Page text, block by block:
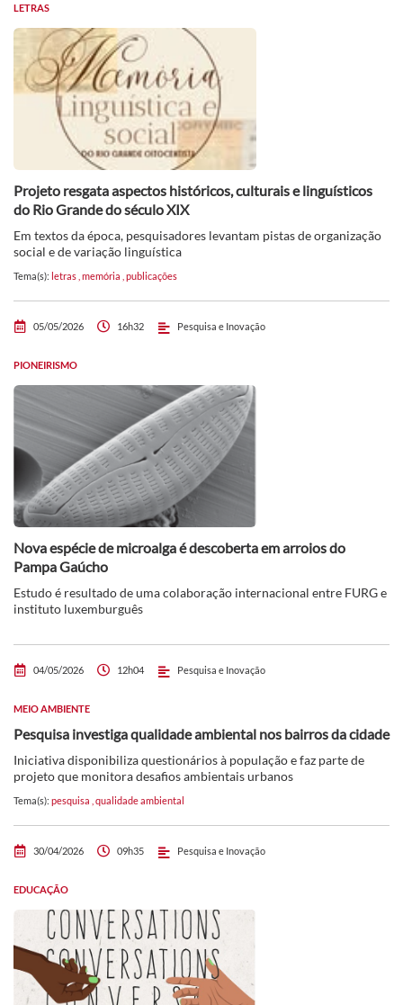
LETRAS
Projeto resgata aspectos históricos, culturais e linguísticos
do Rio Grande do século XIX
Em textos da época, pesquisadores levantam pistas de organização
social e de variação linguística
Tema(s): letras memória publicações
05/05/2026 16h32 Pesquisa e Inovação
PIONEIRISMO
Nova espécie de microalga é descoberta em arroios do
Pampa Gaúcho
Estudo é resultado de uma colaboração internacional entre FURG e
instituto luxemburguês
04/05/2026 12h04 Pesquisa e Inovação
MEIO AMBIENTE
Pesquisa investiga qualidade ambiental nos bairros da cidade
Iniciativa disponibiliza questionários à população e faz parte de
projeto que monitora desafios ambientais urbanos
Tema(s): pesquisa qualidade ambiental
30/04/2026 09h35 Pesquisa e Inovação
EDUCAÇÃO